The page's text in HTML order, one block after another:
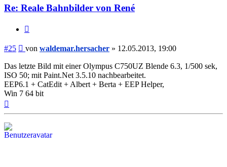
Re: Reale Bahnbilder von René
#25 Beitrag
von waldemar.hersacher » 12.05.2013, 19:00
Das letzte Bild mit einer Olympus C750UZ Blende 6.3, 1/500 sek,
ISO 50; mit Paint.Net 3.5.10 nachbearbeitet.
EEP6.1 + CatEdit + Albert + Berta + EEP Helper,
Win 7 64 bit